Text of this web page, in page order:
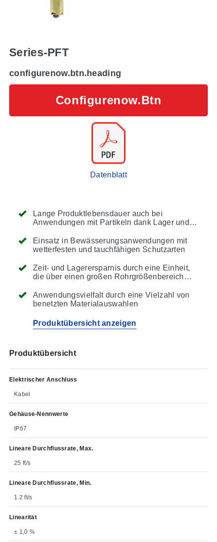
Lange Produktlebensdauer auch bei
Anwendungen mit Partikeln dank Lager und
Verschleißschutz bieten
Einsatz in Bewässerungsanwendungen mit
wetterfesten und tauchfähigen Schutzarten
Zeit- und Lagerersparnis durch eine Einheit,
die über einen großen Rohrgrößenbereich
Anwendungsvielfalt durch eine Vielzahl von
benetzten Materialauswahlen
Produktübersicht anzeigen
Series-PFT
configurenow.btn.heading
Configurenow.btn
Datenblatt
Produktübersicht
Elektrischer Anschluss
Kabel
Gehäuse-Nennwerte
IP67
Lineare Durchflussrate, Max.
25 ft/s
Lineare Durchflussrate, Min.
1.2 ft/s
Linearität
± 1,0 %